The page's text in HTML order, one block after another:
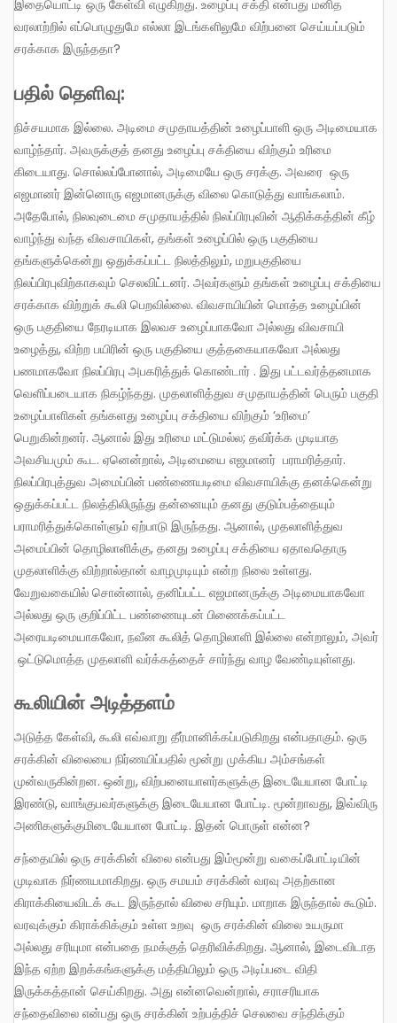
இதையொட்டி ஒரு கேள்வி எழுகிறது. உழைப்பு சக்தி என்பது மனித
வரலாற்றில் எப்பொழுதுமே எல்லா இடங்களிலுமே விற்பனை செய்யப்படும்
சரக்காக இருந்ததா?
பதில் தெளிவு:
நிச்சயமாக இல்லை. அடிமை சமுதாயத்தின் உழைப்பாளி ஒரு அடிமையாக
வாழ்ந்தார். அவருக்குத் தனது உழைப்பு சக்தியை விற்கும் உரிமை
கிடையாது. சொல்லப்போனால், அடிமையே ஒரு சரக்கு. அவரை ஒரு
எஜமானர் இன்னொரு எஜமானருக்கு விலை கொடுத்து வாங்கலாம்.
அதேபோல், நிலவுடைமை சமுதாயத்தில் நிலப்பிரபுவின் ஆதிக்கத்தின் கீழ்
வாழ்ந்து வந்த விவசாயிகள், தங்கள் உழைப்பில் ஒரு பகுதியை
தங்களுக்கென்று ஒதுக்கப்பட்ட நிலத்திலும், மறுபகுதியை
நிலப்பிரபுவிற்காகவும் செலவிட்டனர். அவர்களும் தங்கள் உழைப்பு சக்தியை
சரக்காக விற்றுக் கூலி பெறவில்லை. விவசாயியின் மொத்த உழைப்பின்
ஒரு பகுதியை நேரடியாக இலவச உழைப்பாகவோ அல்லது விவசாயி
உழைத்து, விற்ற பயிரின் ஒரு பகுதியை குத்தகையாகவோ அல்லது
பணமாகவோ நிலப்பிரபு அபகரித்துக் கொண்டார் . இது பட்டவர்த்தனமாக
வெளிப்படையாக நிகழ்ந்தது. முதலாளித்துவ சமுதாயத்தின் பெரும் பகுதி
உழைப்பாளிகள் தங்களது உழைப்பு சக்தியை விற்கும் ‘உரிமை’
பெறுகின்றனர். ஆனால் இது உரிமை மட்டுமல்ல; தவிர்க்க முடியாத
அவசியமும் கூட. ஏனென்றால், அடிமையை எஜமானர் பராமரித்தார்.
நிலப்பிரபுத்துவ அமைப்பின் பண்ணையடிமை விவசாயிக்கு தனக்கென்று
ஒதுக்கப்பட்ட நிலத்திலிருந்து தன்னையும் தனது குடும்பத்தையும்
பராமரித்துக்கொள்ளும் ஏற்பாடு இருந்தது. ஆனால், முதலாளித்துவ
அமைப்பின் தொழிலாளிக்கு, தனது உழைப்பு சக்தியை ஏதாவதொரு
முதலாளிக்கு விற்றால்தான் வாழமுடியும் என்ற நிலை உள்ளது.
வேறுவகையில் சொன்னால், தனிப்பட்ட எஜமானருக்கு அடிமையாகவோ
அல்லது ஒரு குறிப்பிட்ட பண்ணையுடன் பிணைக்கப்பட்ட
அரையடிமையாகவோ, நவீன கூலித் தொழிலாளி இல்லை என்றாலும், அவர்
ஒட்டுமொத்த முதலாளி வர்க்கத்தைச் சார்ந்து வாழ வேண்டியுள்ளது.
கூலியின் அடித்தளம்
அடுத்த கேள்வி, கூலி எவ்வாறு தீர்மானிக்கப்படுகிறது என்பதாகும். ஒரு
சரக்கின் விலையை நிர்ணயிப்பதில் மூன்று முக்கிய அம்சங்கள்
முன்வருகின்றன. ஒன்று, விற்பனையாளர்களுக்கு இடையேயான போட்டி
இரண்டு, வாங்குபவர்களுக்கு இடையேயான போட்டி. மூன்றாவது, இவ்விரு
அணிகளுக்குமிடையேயான போட்டி. இதன் பொருள் என்ன?
சந்தையில் ஒரு சரக்கின் விலை என்பது இம்மூன்று வகைப்போட்டியின்
முடிவாக நிர்ணயமாகிறது. ஒரு சமயம் சரக்கின் வரவு அதற்கான
கிராக்கியைவிடக் கூட இருந்தால் விலை சரியும். மாறாக இருந்தால் கூடும்.
வரவுக்கும் கிராக்கிக்கும் உள்ள உறவு ஒரு சரக்கின் விலை உயருமா
அல்லது சரியுமா என்பதை நமக்குத் தெரிவிக்கிறது. ஆனால், இடைவிடாத
இந்த ஏற்ற இறக்கங்களுக்கு மத்தியிலும் ஒரு அடிப்படை விதி
இருக்கத்தான் செய்கிறது. அது என்னவென்றால், சராசரியாக
சந்தைவிலை என்பது ஒரு சரக்கின் உற்பத்திச் செலவை சந்திக்கும்